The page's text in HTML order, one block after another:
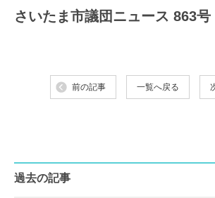
さいたま市議団ニュース 863
前の記事 一覧へ戻る
過去の記事